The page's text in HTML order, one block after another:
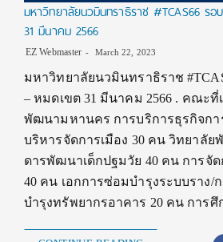
มหาวิทยาลัยนวมินทราธิราช #TCAS66 ร
31 มีนาคม 2566
EZ Webmaster March 22, 2023
มหาวิทยาลัยนวมินทราธิราช
– หมดเขต 31 มีนาคม 2566 . คณะที่
พัฒนามหานคร การบริการธุรกิจกา
บริหารจัดการเมือง 30 คน วิทยาลั
ดารพัฒนาเด็กปฐมวัย 40 คน การจั
40 คน เอกการซ่อมบำรุงระบบราง/
บำรุงทรัพยากรอาคาร 20 คน การ